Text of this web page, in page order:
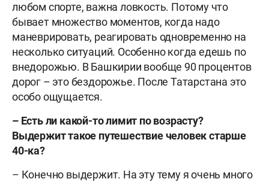
любом спорте, важна ловкость. Потому что
бывает множество моментов, когда надо
маневрировать, реагировать одновременно на
несколько ситуаций. Особенно когда едешь по
внедорожью. В Башкирии вообще 90 процентов
дорог – это бездорожье. После Татарстана это
особо ощущается.
– Есть ли какой-то лимит по возрасту?
Выдержит такое путешествие человек старше
40-ка?
– Конечно выдержит. На эту тему я очень много